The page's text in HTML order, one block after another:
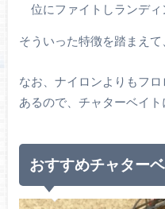
位にファイトしランディ
そういった特徴を踏まえて
なお、ナイロンよりもフ
あるので、チャターベイト
おすすめチャター